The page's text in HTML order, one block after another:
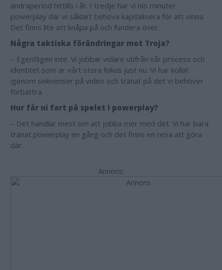
andraperiod hittills i år. I tredje har vi nio minuter
powerplay där vi såklart behöva kapitalisera för att vinna.
Det finns lite att knåpa på och fundera över.
Några taktiska förändringar mot Troja?
– Egentligen inte. Vi jobbar vidare utifrån vår process och
identitet som är vårt stora fokus just nu. Vi har kollat
igenom sekvenser på video och tränat på det vi behöver
förbättra.
Hur får ni fart på spelet i powerplay?
– Det handlar mest om att jobba mer med det. Vi har bara
tränat powerplay en gång och det finns en resa att göra
där.
Annons: